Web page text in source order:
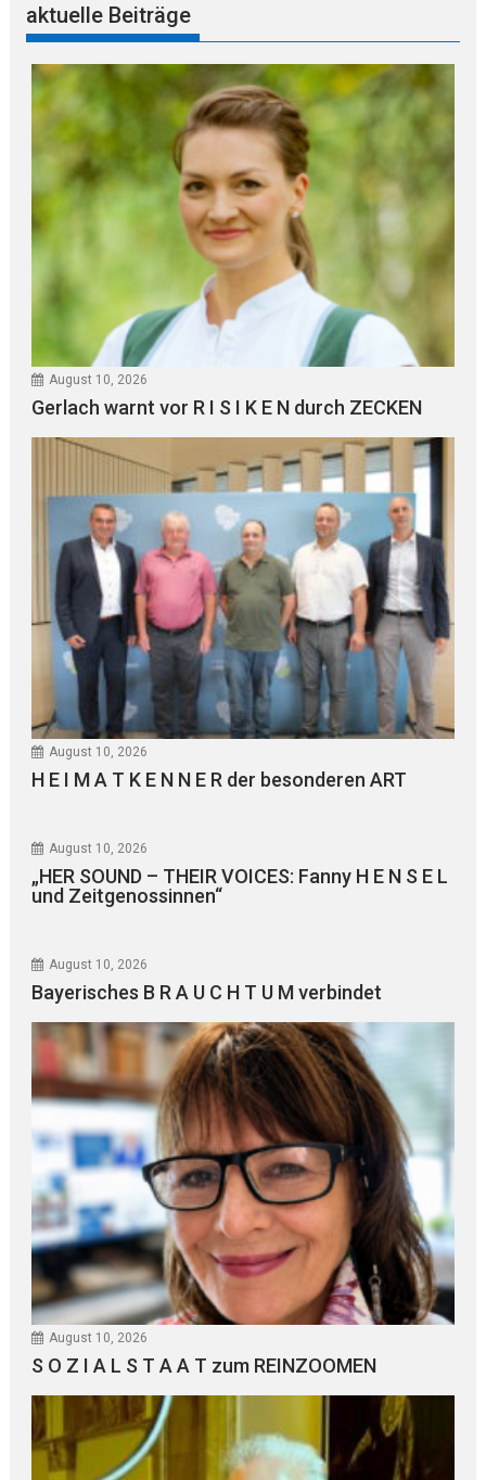
aktuelle Beiträge
August 10, 2026
Gerlach warnt vor R I S I K E N durch ZECKEN
August 10, 2026
H E I M A T K E N N E R der besonderen ART
August 10, 2026
„HER SOUND – THEIR VOICES: Fanny H E N S E L
und Zeitgenossinnen“
August 10, 2026
Bayerisches B R A U C H T U M verbindet
August 10, 2026
S O Z I A L S T A A T zum REINZOOMEN